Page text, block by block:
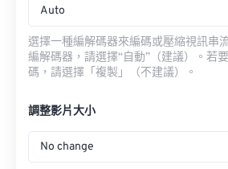
Auto
選擇一種編解碼器來編碼或壓縮視訊串
編解碼器，請選擇“自動”（建議）。若
碼，請選擇「複製」（不建議）。
調整影片大小
No change